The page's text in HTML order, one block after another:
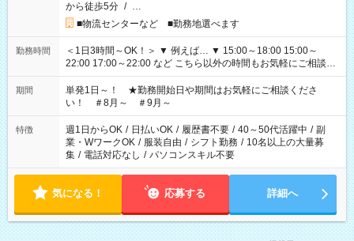
から徒歩5分 / …
■物流センターなど ■勤務地選べます
勤務時間
＜1日3時間～OK！＞ ▼ 例えば… ▼ 15:00～18:00 15:00～
22:00 17:00～22:00 など こちら以外の時間もお気軽にご相談く
ださい！
期間
単発1日～！ ★勤務開始日や期間はお気軽にご相談くださ
い！ ＃8月～ ＃9月～
特徴 週1日からOK / 日払いOK / 履歴書不要 / 40～50代活躍中 / 副
業・WワークOK / 服装自由 / シフト勤務 / 10名以上の大量募
集 / 電話対応なし / パソコンスキル不要
気になる！ 応募する 詳細へ